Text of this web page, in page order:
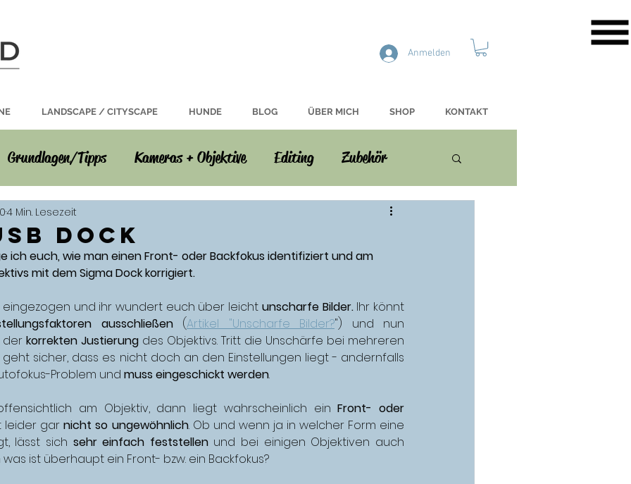
Anmelden
LANDSCAPE / CITYSCAPE HUNDE BLOG ÜBER MICH SHOP KONTAKT
Grundlagen/Tipps Kameras + Objektive Editing Zubehör
Dock
4 Min. Lesezeit
ich euch, wie man einen Front- oder Backfokus identifiziert und am
mit dem Sigma Dock korrigiert.
eingezogen und ihr wundert euch über leicht unscharfe Bilder. Ihr könnt
ausschließen (Artikel "Unscharfe Bilder?") und nun
der korrekten Justierung des Objektivs. Tritt die Unschärfe bei mehreren
sicher, dass es nicht doch an den Einstellungen liegt - andernfalls
Problem und muss eingeschickt werden.
am Objektiv, dann liegt wahrscheinlich ein Front- oder
leider gar nicht so ungewöhnlich. Ob und wenn ja in welcher Form eine
lässt sich sehr einfach feststellen
was ist überhaupt ein Front- bzw. ein Backfokus?